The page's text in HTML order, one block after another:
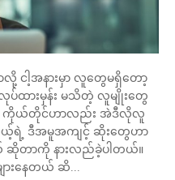
လို့ ငါ့အနားမှာ လူတွေမရှိတော့
ထားမှန်း မသိတဲ့ လူမျိုးတွေ
ာ် ကိုယ်တိုင်ဟာလည်း အဲဒီလိုလူ
ကိုယ့်ရဲ့ ဒီအမူအကျင့် ဆိုးတွေဟာ
တာကို နားလည်ခဲ့ပါတယ်။
းနေတယ် ဆိ...